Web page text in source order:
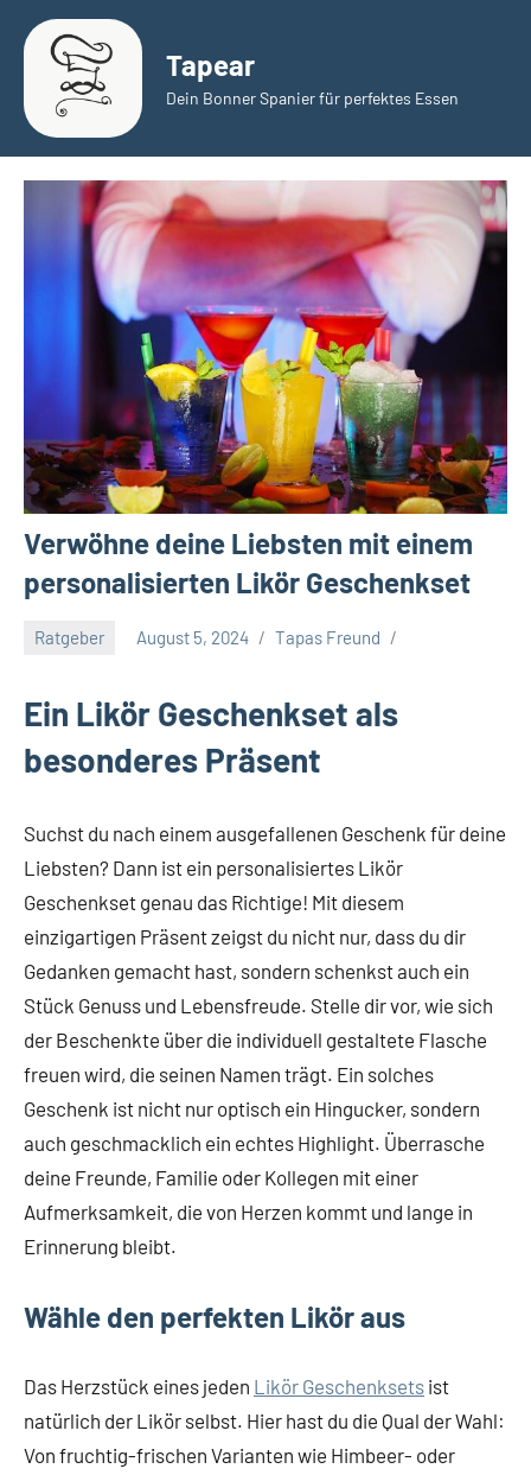
Inhalt
springen
Tapear
Dein Bonner Spanier für perfektes Essen
Verwöhne deine Liebsten mit einem
personalisierten Likör Geschenkset
Ratgeber August 5, 2024 Tapas Freund
Ein Likör Geschenkset als
besonderes Präsent
Suchst du nach einem ausgefallenen Geschenk für deine
Liebsten? Dann ist ein personalisiertes Likör
Geschenkset genau das Richtige! Mit diesem
einzigartigen Präsent zeigst du nicht nur, dass du dir
Gedanken gemacht hast, sondern schenkst auch ein
Stück Genuss und Lebensfreude. Stelle dir vor, wie sich
der Beschenkte über die individuell gestaltete Flasche
freuen wird, die seinen Namen trägt. Ein solches
Geschenk ist nicht nur optisch ein Hingucker, sondern
auch geschmacklich ein echtes Highlight. Überrasche
deine Freunde, Familie oder Kollegen mit einer
Aufmerksamkeit, die von Herzen kommt und lange in
Erinnerung bleibt.
Wähle den perfekten Likör aus
Das Herzstück eines jeden Likör Geschenksets ist
natürlich der Likör selbst. Hier hast du die Qual der Wahl:
Von fruchtig-frischen Varianten wie Himbeer- oder